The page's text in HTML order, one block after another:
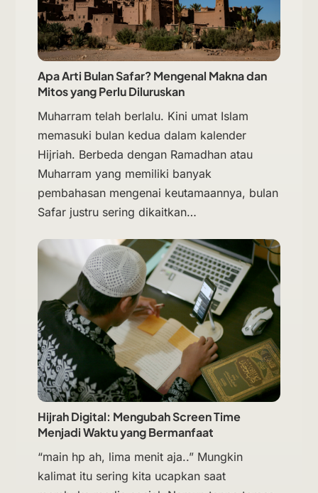
Apa Arti Bulan Safar? Mengenal Makna dan
Mitos yang Perlu Diluruskan
Muharram telah berlalu. Kini umat Islam
memasuki bulan kedua dalam kalender
Hijriah. Berbeda dengan Ramadhan atau
Muharram yang memiliki banyak
pembahasan mengenai keutamaannya, bulan
Safar justru sering dikaitkan…
Hijrah Digital: Mengubah Screen Time
Menjadi Waktu yang Bermanfaat
“main hp ah, lima menit aja..” Mungkin
kalimat itu sering kita ucapkan saat